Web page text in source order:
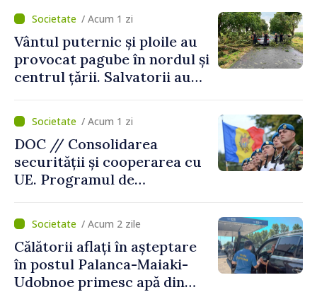
mecanisme care să-i
protejeze”/ Acum 1 zi
Vântul puternic și ploile au
provocat pagube în nordul și
centrul țării. Salvatorii au
/ Acum 1 zi
DOC // Consolidarea
securității și cooperarea cu
UE. Programul de
Naționale de Apărare pentru
perioada 2024–2034,
publicat în Monitorul Oficial
/ Acum 2 zile
Călătorii aflați în așteptare
în postul Palanca-Maiaki-
Udobnoe primesc apă din